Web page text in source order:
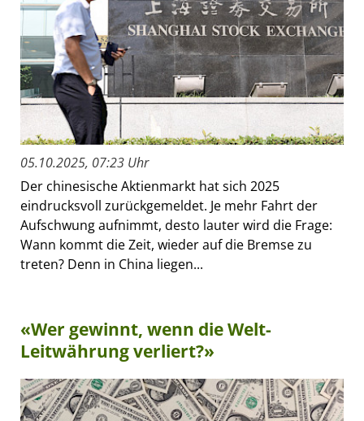
05.10.2025, 07:23 Uhr
Der chinesische Aktienmarkt hat sich 2025
eindrucksvoll zurückgemeldet. Je mehr Fahrt der
Aufschwung aufnimmt, desto lauter wird die Frage:
Wann kommt die Zeit, wieder auf die Bremse zu
treten? Denn in China liegen...
«Wer gewinnt, wenn die Welt-
Leitwährung verliert?»